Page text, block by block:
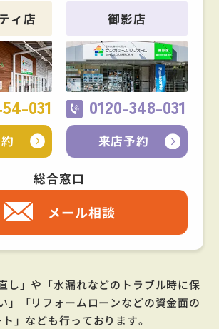
ィ店
031
御影店
0120-348-031
来店予約
総合窓口
メール相談
し」や「水漏れなどのトラブル時に保
」「リフォームローンなどの資金面の
」 なども行っております。